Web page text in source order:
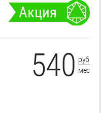
Акция
540 руб
мес